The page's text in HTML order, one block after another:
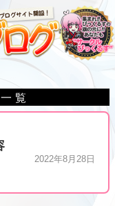
覧
2022年8月28日